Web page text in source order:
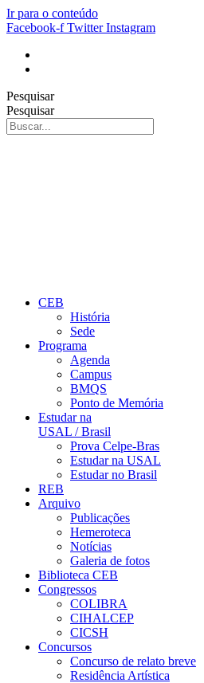
Ir para o conteúdo
Facebook-f Twitter Instagram
Pesquisar
Pesquisar
CEB
História
Sede
Programa
Agenda
Campus
BMQS
Ponto de Memória
Estudar na
USAL / Brasil
Prova Celpe-Bras
Estudar na USAL
Estudar no Brasil
REB
Arquivo
Publicações
Hemeroteca
Notícias
Galeria de fotos
Biblioteca CEB
Congressos
COLIBRA
CIHALCEP
CICSH
Concursos
Concurso de relato breve
Residência Artística